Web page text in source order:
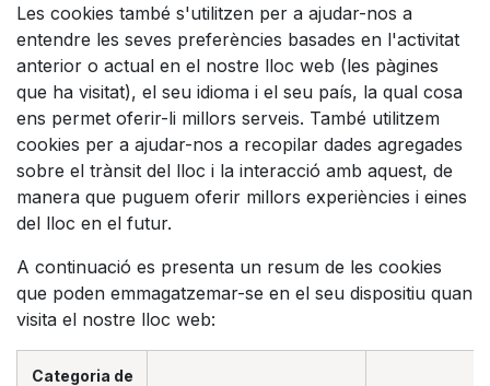
Les cookies també s'utilitzen per a ajudar-nos a
entendre les seves preferències basades en l'activitat
anterior o actual en el nostre lloc web (les pàgines
que ha visitat), el seu idioma i el seu país, la qual cosa
ens permet oferir-li millors serveis. També utilitzem
cookies per a ajudar-nos a recopilar dades agregades
sobre el trànsit del lloc i la interacció amb aquest, de
manera que puguem oferir millors experiències i eines
del lloc en el futur.
A continuació es presenta un resum de les cookies
que poden emmagatzemar-se en el seu dispositiu quan
visita el nostre lloc web:
Categoria de